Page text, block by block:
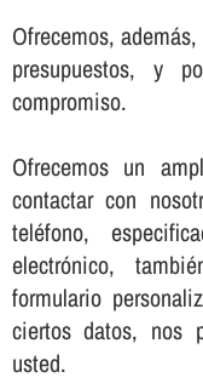
Ofrecemos,
presupuestos, y
compromiso.
Ofrecemos un
contactar con
teléfono,
electrónico,
formulario
ciertos datos, nos
usted.